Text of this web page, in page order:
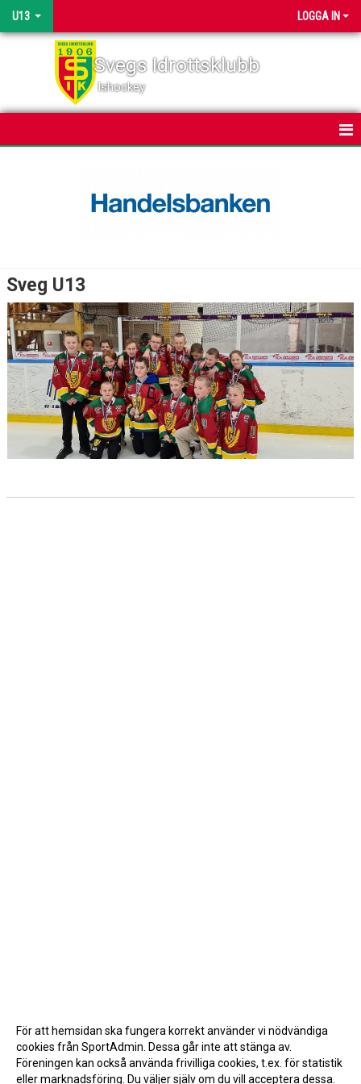
U13 LOGGA IN
Svegs Idrottsklubb
Ishockey
TRUPPEN
BILDGALLERI
DOKUMENT
KONTAKT
Sveg U13
För att hemsidan ska fungera korrekt använder vi nödvändiga
cookies från SportAdmin. Dessa går inte att stänga av.
Föreningen kan också använda frivilliga cookies, t.ex. för statistik
eller marknadsföring. Du väljer själv om du vill acceptera dessa.